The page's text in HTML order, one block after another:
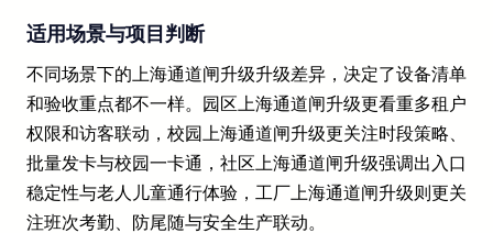
适用场景与项目判断
不同场景下的上海通道闸升级升级差异，决定了设备清单
和验收重点都不一样。园区上海通道闸升级更看重多租户
权限和访客联动，校园上海通道闸升级更关注时段策略、
批量发卡与校园一卡通，社区上海通道闸升级强调出入口
稳定性与老人儿童通行体验，工厂上海通道闸升级则更关
注班次考勤、防尾随与安全生产联动。